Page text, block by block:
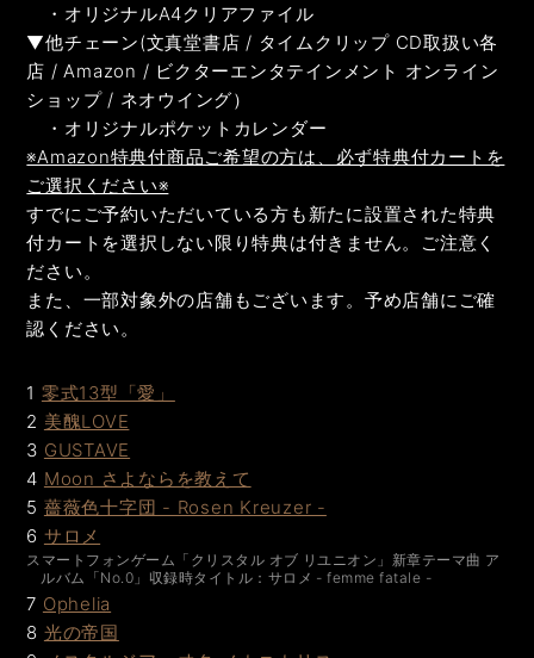
・オリジナルA4クリアファイル
▼他チェーン(文真堂書店 / タイムクリップ CD取扱い各
店 / Amazon / ビクターエンタテインメント オンライン
ショップ / ネオウイング）
・オリジナルポケットカレンダー
※Amazon特典付商品ご希望の方は、必ず特典付カートを
ご選択ください※
すでにご予約いただいている方も新たに設置された特典
付カートを選択しない限り特典は付きません。ご注意く
ださい。
また、一部対象外の店舗もございます。予め店舗にご確
認ください。
1 零式13型「愛」
2 美醜LOVE
3 GUSTAVE
4 Moon さよならを教えて
5 薔薇色十字団 - Rosen Kreuzer -
6 サロメ
スマートフォンゲーム「クリスタル オブ リユニオン」新章テーマ曲 ア
ルバム「No.0」収録時タイトル：サロメ - femme fatale -
7 Ophelia
8 光の帝国